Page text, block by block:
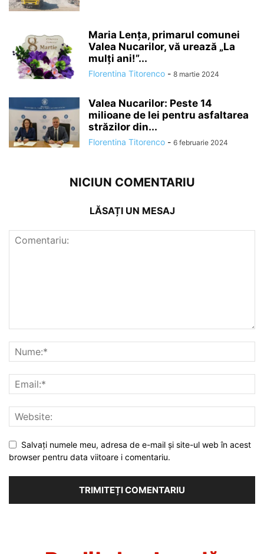
Maria Lența, primarul comunei
Valea Nucarilor, vă urează „La
mulți ani!”...
Florentina Titorenco - 8 martie 2024
Valea Nucarilor: Peste 14
milioane de lei pentru asfaltarea
străzilor din...
Florentina Titorenco - 6 februarie 2024
NICIUN COMENTARIU
LĂSAȚI UN MESAJ
Salvați numele meu, adresa de e-mail și site-ul web în acest
browser pentru data viitoare i comentariu.